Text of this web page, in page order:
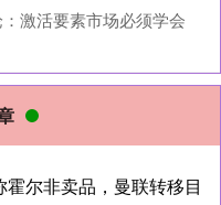
激活要素市场必须学会
尔非卖品，曼联转移目